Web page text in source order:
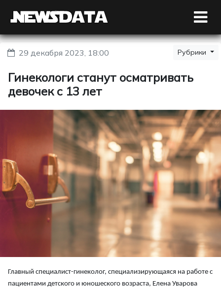
29 декабря 2023, 18:00 Рубрики
Гинекологи станут осматривать
девочек с 13 лет
Главный специалист-гинеколог, специализирующаяся на работе с
пациентами детского и юношеского возраста, Елена Уварова